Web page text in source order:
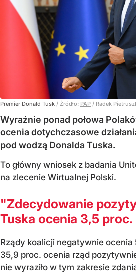
Premier Donald Tusk / Źródło: PAP / Radek
Wyraźnie ponad połowa
ocenia dotychczasowe
pod wodzą Donalda Tuska.
To główny wniosek z badania
na zlecenie Wirtualnej Polski.
"Zdecydowanie
Tuska ocenia 3,5
Rządy koalicji negatywnie
35,9 proc. ocenia rząd
nie wyraziło w tym zakresie